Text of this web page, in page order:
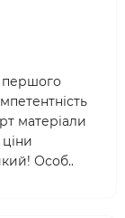
першого
матеріали
Особ..